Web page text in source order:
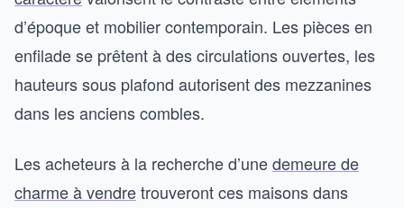
d’époque et mobilier contemporain. Les pièces en
enfilade se prêtent à des circulations ouvertes, les
hauteurs sous plafond autorisent des mezzanines
dans les anciens combles.
Les acheteurs à la recherche d’unedemeure de
charme à vendretrouveront ces maisons dans